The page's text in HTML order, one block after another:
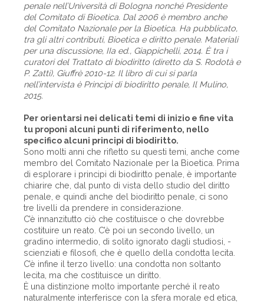
penale nell’Università di Bologna nonché Presidente
del Comitato di Bioetica. Dal 2006 è membro anche
del Comitato Nazionale per la Bioetica. Ha pubblicato,
tra gli altri contributi, Bioetica e diritto penale. Materiali
per una discussione, IIa ed., Giappichelli, 2014. È tra i
curatori del Trattato di biodiritto (diretto da S. Rodotà e
P. Zatti), Giuffrè 2010-12. Il libro di cui si parla
nell’intervista è Principi di biodiritto penale, Il Mulino,
2015.
Per orientarsi nei delicati temi di inizio e fine vita
tu proponi alcuni punti di riferimento, nello
specifico alcuni principi di biodiritto.
Sono molti anni che rifletto su questi temi, anche come
membro del Comitato Nazionale per la Bioetica. Prima
di esplorare i principi di biodiritto penale, è importante
chiarire che, dal punto di vista dello studio del diritto
penale, e quindi anche del biodiritto penale, ci sono
tre livelli da prendere in considerazione.
C’è innanzitutto ciò che costituisce o che dovrebbe
costituire un reato. C’è poi un secondo livello, un
gradino intermedio, di solito ignorato dagli studiosi, ­
scienziati e filosofi, che è quello della condotta lecita.
C’è infine il terzo livello: una condotta non soltanto
lecita, ma che costituisce un diritto.
È una distinzione molto importante perché il reato
naturalmente interferisce con la sfera morale ed etica,